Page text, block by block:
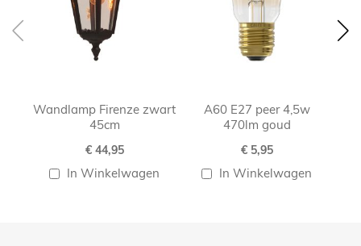
Wandlamp Firenze zwart
45cm
€ 44,95
In Winkelwagen
A60 E27 peer 4,5w
470lm goud
€ 5,95
In Winkelwagen